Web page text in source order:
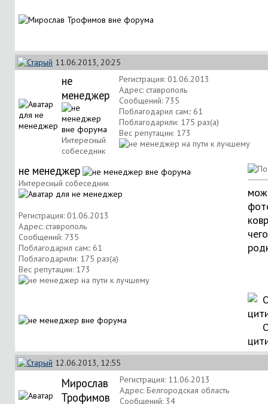
11.06.2013, 20:25
не
менеджер
Интересный
собеседник
Регистрация: 01.06.2013
Адрес: ставрополь
Сообщений: 735
Поблагодарил сам:: 61
Поблагодарили: 175 раз(а)
Вес репутации: 173
не менеджер
Интересный собеседник
Регистрация: 01.06.2013
Адрес: ставрополь
Сообщений: 735
Поблагодарил сам:: 61
Поблагодарили: 175 раз(а)
Вес репутации: 173
12.06.2013, 12:55
Мирослав
Трофимов
Регистрация: 11.06.2013
Адрес: Белгородская область
Сообщений: 34